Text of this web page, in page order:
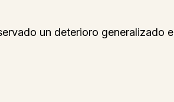
un deterioro generalizado